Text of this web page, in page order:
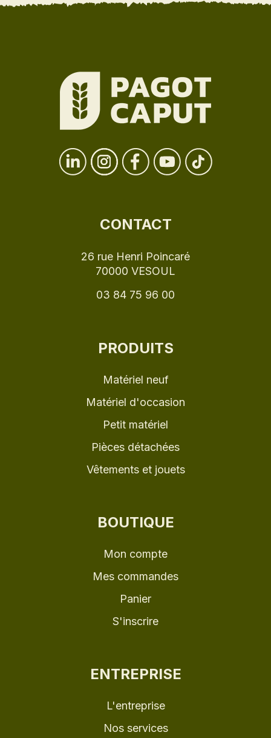
CONTACT
26 rue Henri Poincaré
70000 VESOUL
03 84 75 96 00
PRODUITS
Matériel neuf
Matériel d'occasion
Petit matériel
Pièces détachées
Vêtements et jouets
BOUTIQUE
Mon compte
Mes commandes
Panier
S'inscrire
ENTREPRISE
L'entreprise
Nos services